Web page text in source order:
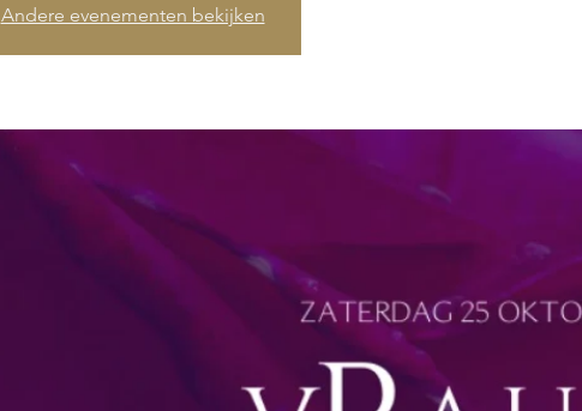
Andere evenementen bekijken